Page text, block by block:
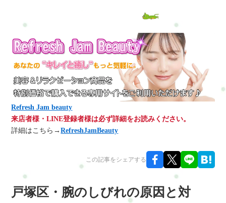
Refresh Jam beauty
来店者様・LINE登録者様は必ず詳細をお読みください。
詳細はこちら→RefreshJamBeauty
この記事をシェアする
戸塚区・腕のしびれの原因と対